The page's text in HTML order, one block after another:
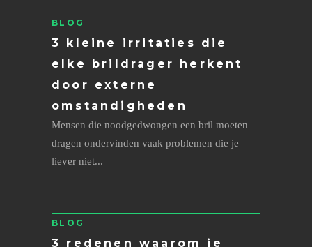
BLOG
3 kleine irritaties die
elke brildrager herkent
door externe
omstandigheden
Mensen die noodgedwongen een bril moeten
dragen ondervinden vaak problemen die je
liever niet...
BLOG
3 redenen waarom je